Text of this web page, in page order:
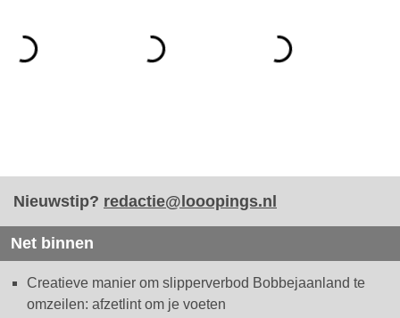
Nieuwstip? redactie@looopings.nl
Net binnen
Creatieve manier om slipperverbod Bobbejaanland te
omzeilen: afzetlint om je voeten